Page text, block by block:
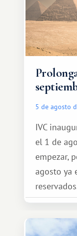
5 de agosto
IVC
el 1 de
empezar,
agosto ya